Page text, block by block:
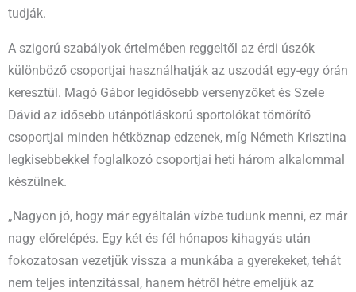
tudják.
A szigorú szabályok értelmében reggeltől az érdi úszók
különböző csoportjai használhatják az uszodát egy-egy órán
keresztül. Magó Gábor legidősebb versenyzőket és Szele
Dávid az idősebb utánpótláskorú sportolókat tömörítő
csoportjai minden hétköznap edzenek, míg Németh Krisztina
legkisebbekkel foglalkozó csoportjai heti három alkalommal
készülnek.
„Nagyon jó, hogy már egyáltalán vízbe tudunk menni, ez már
nagy előrelépés. Egy két és fél hónapos kihagyás után
fokozatosan vezetjük vissza a munkába a gyerekeket, tehát
nem teljes intenzitással, hanem hétről hétre emeljük az